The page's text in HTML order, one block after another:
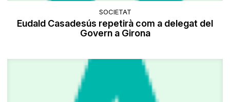
SOCIETAT
Eudald Casadesús repetirà com a delegat del
Govern a Girona